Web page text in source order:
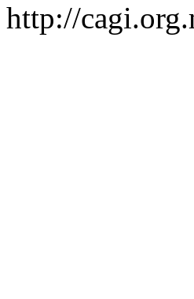
http://